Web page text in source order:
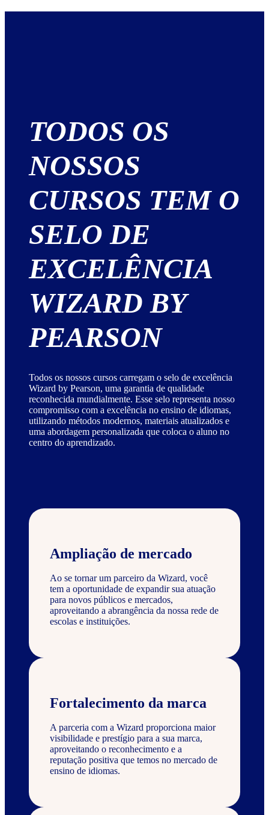
TODOS OS
NOSSOS
CURSOS TEM O
SELO DE
EXCELÊNCIA
WIZARD BY
PEARSON
Todos os nossos cursos carregam o selo de excelência
Wizard by Pearson, uma garantia de qualidade
reconhecida mundialmente. Esse selo representa nosso
compromisso com a excelência no ensino de idiomas,
utilizando métodos modernos, materiais atualizados e
uma abordagem personalizada que coloca o aluno no
centro do aprendizado.
Ampliação de mercado
Ao se tornar um parceiro da Wizard, você
tem a oportunidade de expandir sua atuação
para novos públicos e mercados,
aproveitando a abrangência da nossa rede de
escolas e instituições.
Fortalecimento da marca
A parceria com a Wizard proporciona maior
visibilidade e prestígio para a sua marca,
aproveitando o reconhecimento e a
reputação positiva que temos no mercado de
ensino de idiomas.